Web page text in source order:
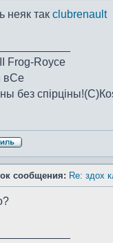
неяк так clubrenault
Frog-Royce
вСе
без
сообщения: Re: здох